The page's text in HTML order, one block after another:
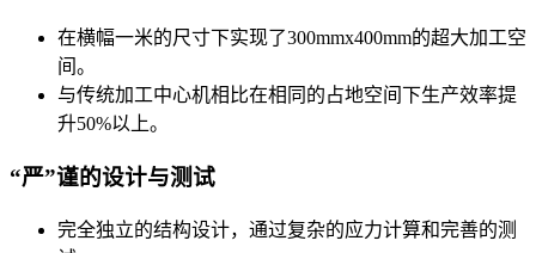
在横幅一米的尺寸下实现了300mmx400mm的超大加工空
间。
与传统加工中心机相比在相同的占地空间下生产效率提
升50%以上。
“严”谨的设计与测试
完全独立的结构设计，通过复杂的应力计算和完善的测